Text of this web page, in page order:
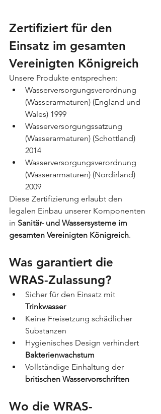
Zertifiziert für den
Einsatz im gesamten
Vereinigten Königreich
Unsere Produkte entsprechen:
Wasserversorgungsverordnung
(Wasserarmaturen) (England und
Wales) 1999
Wasserversorgungssatzung
(Wasserarmaturen) (Schottland)
2014
Wasserversorgungsverordnung
(Wasserarmaturen) (Nordirland)
2009
Diese Zertifizierung erlaubt den
legalen Einbau unserer Komponenten
in Sanitär- und Wassersysteme im
gesamten Vereinigten Königreich.
Was garantiert die
WRAS-Zulassung?
Sicher für den Einsatz mit
Trinkwasser
Keine Freisetzung schädlicher
Substanzen
Hygienisches Design verhindert
Bakterienwachstum
Vollständige Einhaltung der
britischen Wasservorschriften
Wo die WRAS-